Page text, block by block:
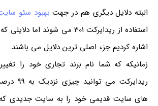
البته دلایل دیگری هم در جهتبهبود سئو سایت
استفاده از ریدایرکت 301 می شوند
اشاره کردیم جزء اصلی ترین دلایل می باشند.
زمانیکه که شما نام برند تجاری خود را
ریدایرکت می
های سایت قدیمی خود را به سایت جدیدی که